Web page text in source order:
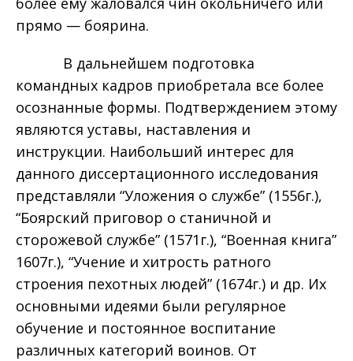
прямо — боярина.
В дальнейшем подготовка
командных кадров приобретала все более
осознанные формы. Подтверждением этому
являются уставы, наставления и
инструкции. Наибольший интерес для
данного диссертационного исследования
представляли “Уложения о службе” (1556г.),
“Боярский приговор о станичной и
сторожевой службе” (1571г.), “Военная книга”
1607г.), “Учение и хитрость ратного
строения пехотных людей” (1674г.) и др. Их
основными идеями были регулярное
обучение и постоянное воспитание
различных категорий воинов. От